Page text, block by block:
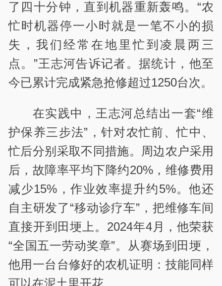
了四十分钟，直到机器重新轰鸣。 “农
忙时机器停一小时就是一笔不小的损
失，我们经常在地里忙到凌晨两三
点。 ”王志河告诉记者。据统计，他至
今已累计完成紧急抢修超过1250台次。
在实践中，王志河总结出一套“维
护保养三步法” ，针对农忙前、忙中、
忙后分别采取不同措施。周边农户采用
后，故障率平均下降约20%，维修费用
减少15% ，作业效率提升约5%。他还
自主研发了“移动诊疗车” ，把维修车间
直接开到田埂上。 2024年4月，他荣获
“全国五一劳动奖章”。从赛场到田埂，
他用一台台修好的农机证明：技能同样
可以在泥土里开花。